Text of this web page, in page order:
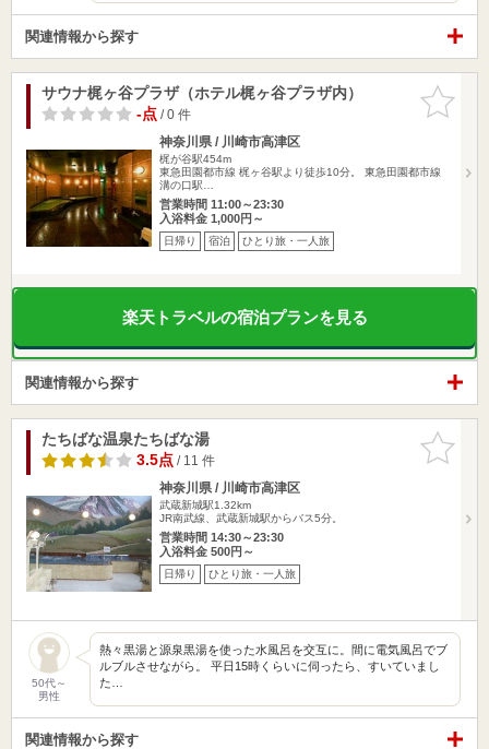
関連情報から探す
お気に入
りに追加
サウナ梶ヶ谷プラザ（ホテル梶ヶ谷プラザ内）
-点/ 0 件
神奈川県 / 川崎市高津区
梶が谷駅454m
東急田園都市線 梶ヶ谷駅より徒歩10分。 東急田園都市線
溝の口駅…
営業時間 11:00～23:30
入浴料金 1,000円～
日帰り 宿泊 ひとり旅・一人旅
楽天トラベルの宿泊プランを見る
関連情報から探す
お気に入
りに追加
たちばな温泉たちばな湯
3.5点/ 11 件
神奈川県 / 川崎市高津区
武蔵新城駅1.32km
JR南武線、武蔵新城駅からバス5分。
営業時間 14:30～23:30
入浴料金 500円～
日帰り ひとり旅・一人旅
50代～
男性
熱々黒湯と源泉黒湯を使った水風呂を交互に。間に電気風呂でブ
ルブルさせながら。 平日15時くらいに伺ったら、すいていまし
た…
関連情報から探す